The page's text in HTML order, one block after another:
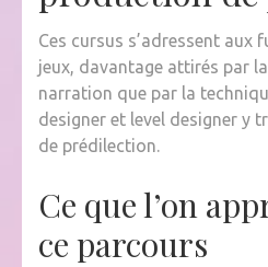
Ces cursus s’adressent aux
jeux, davantage attirés par
narration que par la
designer et level designer y
de prédilection.
Ce que l’on
ce parcours